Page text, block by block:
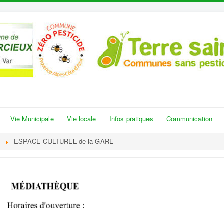
Vie Municipale Vie locale Infos pratiques Communication
ESPACE CULTUREL de la GARE